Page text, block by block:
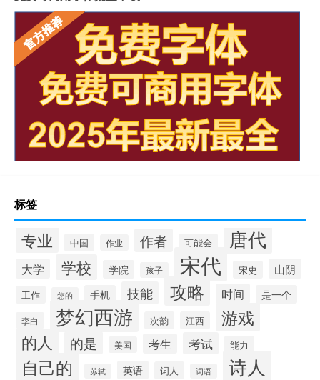
标签
专业 中国 作业 作者 可能会 唐代
大学 学校 学院 孩子 宋代 宋史 山阴
工作 您的 手机 技能 攻略 时间 是一个
李白 梦幻西游 次韵 江西 游戏
的人 的是 美国 考生 考试 能力
自己的 苏轼 英语 词人 词语 诗人